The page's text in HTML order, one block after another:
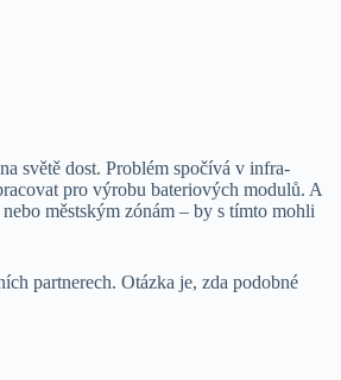
světě dost. Problém spočívá v infra­
pro výrobu bateriových modulů. A
městským zónám – by s tímto mohli
partnerech. Otázka je, zda podobné